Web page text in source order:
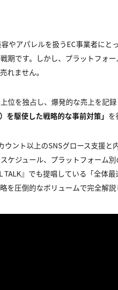
やアパレルを扱うEC事業者にと
期です。しかし、プラットフォ
れません。
位を独占し、爆発的な売上を記
駆使した戦略的な事前対策」 を
ウント以上のSNSグロース支援と
ケジュール、プラットフォーム
TALK』でも提唱している「全体
を圧倒的なボリュームで完全解説